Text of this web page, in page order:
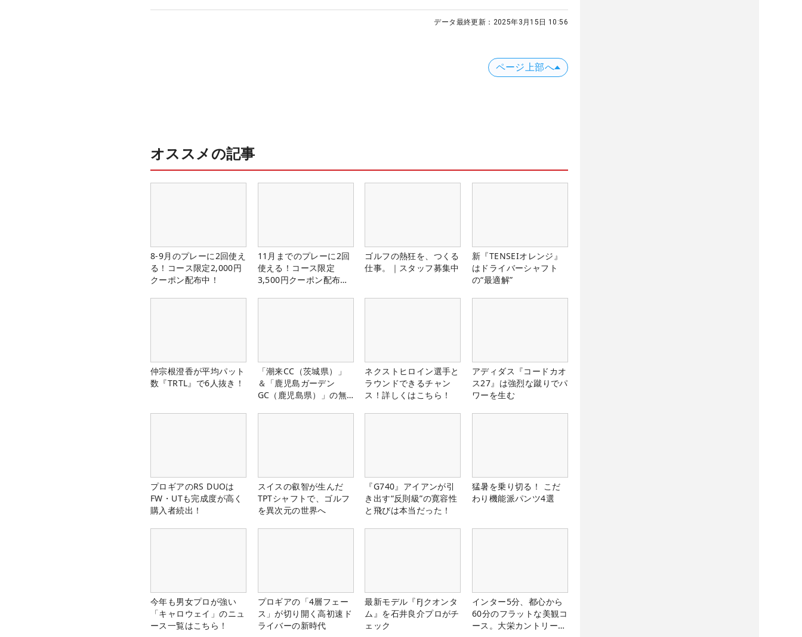
データ最終更新： 2025年3月15日 10:56
ページ上部へ
オススメの記事
8-9月のプレーに2回使え
る！コース限定2,000円
クーポン配布中！
11月までのプレーに2回
使える！コース限定
3,500円クーポン配布
ゴルフの熱狂を、つくる
仕事。｜スタッフ募集中
新『TENSEIオレンジ』
はドライバーシャフト
の“最適解”
仲宗根澄香が平均パット
数『TRTL』で6人抜き！
「潮来CC（茨城県）」
＆「鹿児島ガーデン
GC（鹿児島県）」の無
ネクストヒロイン選手と
ラウンドできるチャン
ス！詳しくはこちら！
アディダス『コードカオ
ス27』は強烈な蹴りでパ
ワーを生む
プロギアのRS DUOは
FW・UTも完成度が高く
購入者続出！
スイスの叡智が生んだ
TPTシャフトで、ゴルフ
を異次元の世界へ
『G740』アイアンが引
き出す“反則級”の寛容性
と飛びは本当だった！
猛暑を乗り切る！ こだ
わり機能派パンツ4選
今年も男女プロが強い
「キャロウェイ」のニュ
ース一覧はこちら！
プロギアの「4層フェー
ス」が切り開く高初速ド
ライバーの新時代
最新モデル『FJクオンタ
ム』を石井良介プロがチ
ェック
インター5分、都心から
60分のフラットな美観コ
ース。大栄カントリー俱